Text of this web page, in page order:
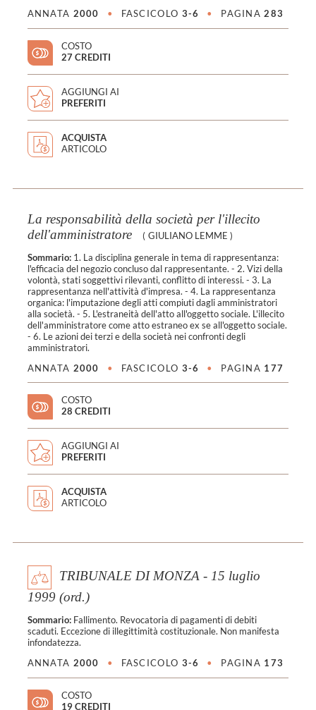
ANNATA 2000 • FASCICOLO 3-6 • PAGINA283
COSTO
27 CREDITI
AGGIUNGI AI
PREFERITI
ACQUISTA
ARTICOLO
La responsabilità della società per l'illecito
dell'amministratore
( GIULIANO LEMME )
Sommario:1. La disciplina generale in tema di rappresentanza:
l'efficacia del negozio concluso dal rappresentante. - 2. Vizi della
volontà, stati soggettivi rilevanti, conflitto di interessi. - 3. La
rappresentanza nell'attività d'impresa. - 4. La rappresentanza
organica: l'imputazione degli atti compiuti dagli amministratori
alla società. - 5. L'estraneità dell'atto all'oggetto sociale. L'illecito
dell'amministratore come atto estraneo ex se all'oggetto sociale.
- 6. Le azioni dei terzi e della società nei confronti degli
amministratori.
ANNATA 2000 • FASCICOLO 3-6 • PAGINA 177
COSTO
28 CREDITI
AGGIUNGI AI
PREFERITI
ACQUISTA
ARTICOLO
TRIBUNALE DI MONZA - 15 luglio
1999 (ord.)
Sommario:Fallimento. Revocatoria di pagamenti di debiti
scaduti. Eccezione di illegittimità costituzionale. Non manifesta
infondatezza.
ANNATA 2000 • FASCICOLO 3-6 • PAGINA 173
COSTO
19 CREDITI